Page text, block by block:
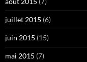
juillet 2015 (6)
juin 2015 (15)
mai 2015 (7)